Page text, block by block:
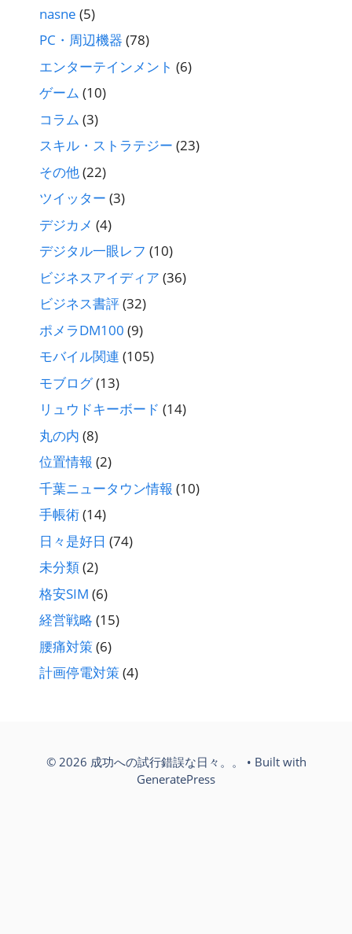
nasne (5)
PC・周辺機器 (78)
エンターテインメント (6)
ゲーム (10)
コラム (3)
スキル・ストラテジー (23)
その他(22)
ツイッター (3)
デジカメ (4)
デジタル一眼レフ (10)
ビジネスアイディア (36)
ビジネス書評(32)
ポメラDM100 (9)
モバイル関連 (105)
モブログ(13)
リュウドキーボード (14)
丸の内 (8)
位置情報 (2)
千葉ニュータウン情報 (10)
手帳術(14)
日々是好日 (74)
未分類(2)
格安SIM (6)
経営戦略 (15)
腰痛対策 (6)
計画停電対策 (4)
© 2026 成功への試行錯誤な日々。。
• Built with
GeneratePress